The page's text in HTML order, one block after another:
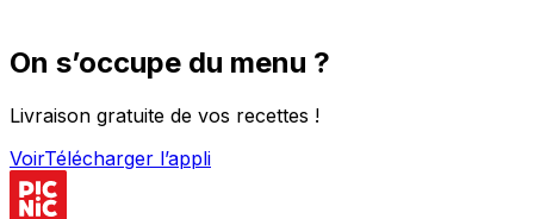
On s’occupe du menu ?
Livraison gratuite de vos recettes !
VoirTélécharger l’appli